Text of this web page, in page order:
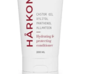
å motvirke
denne sjampoen